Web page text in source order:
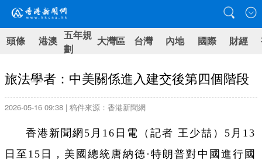
頭條 港澳 五年規
劃
大灣區 台灣 內地 國際 財經
旅法學者：中美關係進入建交後第四個階段
2026-05-16 09:38 | 稿件來源：香港新聞網
香港新聞網5月16日電（記者 王少喆）5月13
日至15日，美國總統唐納德·特朗普對中國進行國